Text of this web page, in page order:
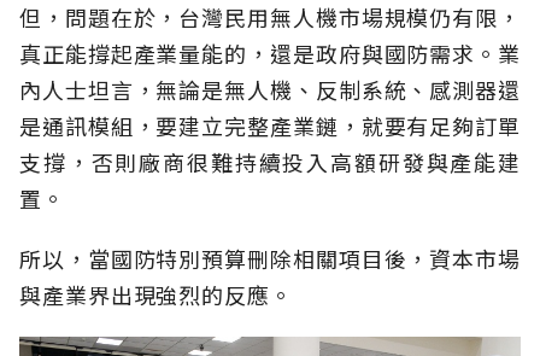
但，問題在於，台灣民用無人機市場規模仍有限，
真正能撐起產業量能的，還是政府與國防需求。業
內人士坦言，無論是無人機、反制系統、感測器還
是通訊模組，要建立完整產業鏈，就要有足夠訂單
支撐，否則廠商很難持續投入高額研發與產能建
置。
所以，當國防特別預算刪除相關項目後，資本市場
與產業界出現強烈的反應。